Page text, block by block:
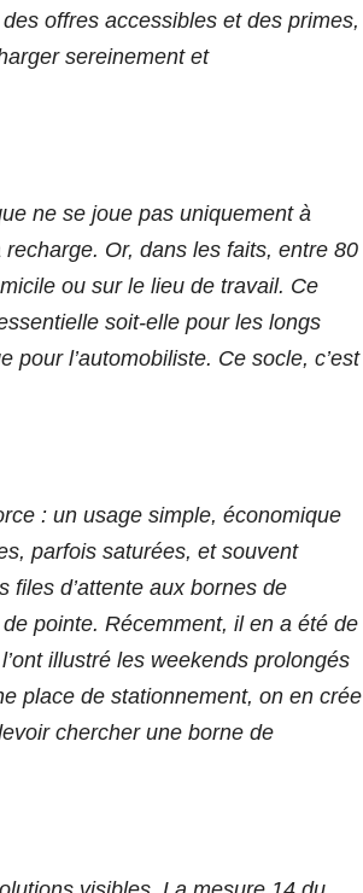
offres accessibles et des primes,
sereinement et
ne se joue pas uniquement à
recharge. Or, dans les faits, entre 80
ou sur le lieu de travail. Ce
soit-elle pour les longs
l’automobiliste. Ce socle, c’est
: un usage simple, économique
parfois saturées, et souvent
files d’attente aux bornes de
pointe. Récemment, il en a été de
illustré les weekends prolongés
place de stationnement, on en crée
chercher une borne de